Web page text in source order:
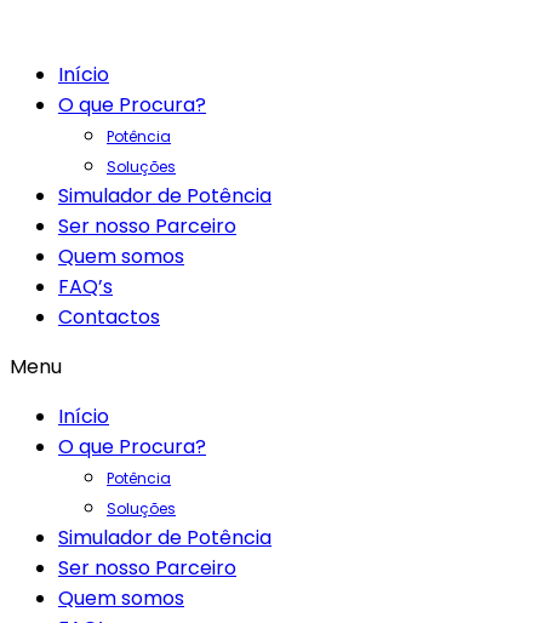
Início
O que Procura?
Potência
Soluções
Simulador de Potência
Ser nosso Parceiro
Quem somos
FAQ’s
Contactos
Menu
Início
O que Procura?
Potência
Soluções
Simulador de Potência
Ser nosso Parceiro
Quem somos